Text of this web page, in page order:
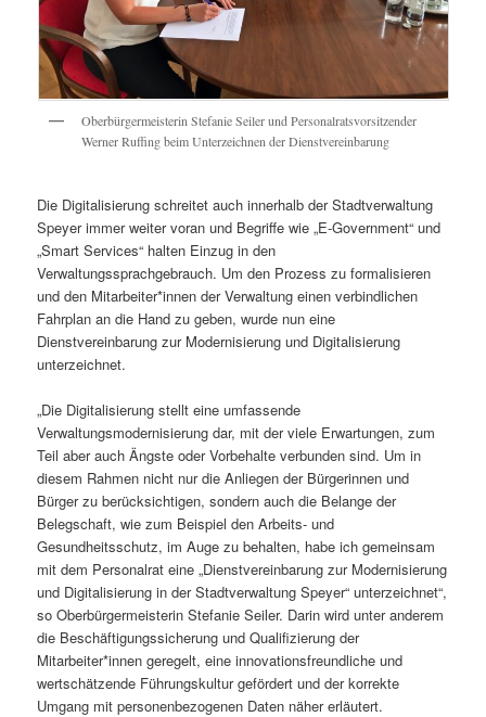
Oberbürgermeisterin Stefanie Seiler und Personalratsvorsitzender
Werner Ruffing beim Unterzeichnen der Dienstvereinbarung
Die Digitalisierung schreitet auch innerhalb der Stadtverwaltung
Speyer immer weiter voran und Begriffe wie „E-Government“ und
„Smart Services“ halten Einzug in den
Verwaltungssprachgebrauch. Um den Prozess zu formalisieren
und den Mitarbeiter*innen der Verwaltung einen verbindlichen
Fahrplan an die Hand zu geben, wurde nun eine
Dienstvereinbarung zur Modernisierung und Digitalisierung
unterzeichnet.
„Die Digitalisierung stellt eine umfassende
Verwaltungsmodernisierung dar, mit der viele Erwartungen, zum
Teil aber auch Ängste oder Vorbehalte verbunden sind. Um in
diesem Rahmen nicht nur die Anliegen der Bürgerinnen und
Bürger zu berücksichtigen, sondern auch die Belange der
Belegschaft, wie zum Beispiel den Arbeits- und
Gesundheitsschutz, im Auge zu behalten, habe ich gemeinsam
mit dem Personalrat eine „Dienstvereinbarung zur Modernisierung
und Digitalisierung in der Stadtverwaltung Speyer“ unterzeichnet“,
so Oberbürgermeisterin Stefanie Seiler. Darin wird unter anderem
die Beschäftigungssicherung und Qualifizierung der
Mitarbeiter*innen geregelt, eine innovationsfreundliche und
wertschätzende Führungskultur gefördert und der korrekte
Umgang mit personenbezogenen Daten näher erläutert.